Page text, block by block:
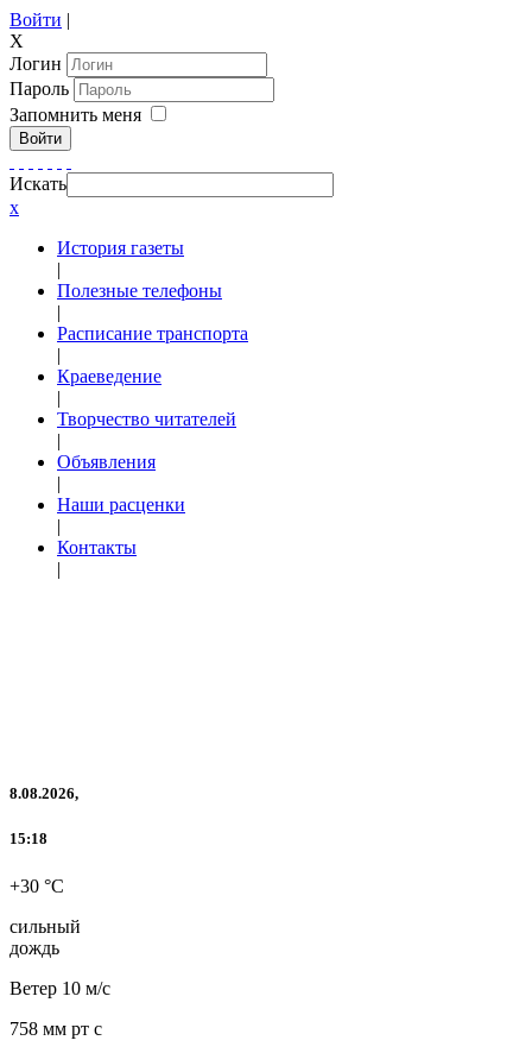
Войти |
X
Логин
Пароль
Запомнить меня
Войти
Искать
x
История газеты
|
Полезные телефоны
|
Расписание транспорта
|
Краеведение
|
Творчество читателей
|
Объявления
|
Наши расценки
|
Контакты
|
8.08.2026,
15:18
+30 °C
сильный
дождь
Ветер 10 м/с
758 мм рт с